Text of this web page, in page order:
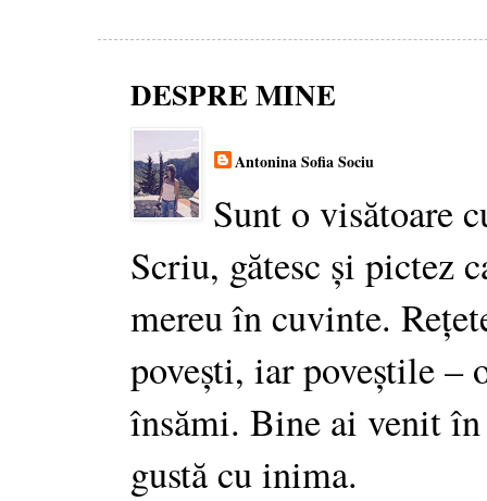
DESPRE MINE
Antonina Sofia Sociu
Sunt o visătoare
Scriu, gătesc și pictez
mereu în cuvinte.
povești, iar poveștile –
însămi. Bine ai venit
gustă cu inima.